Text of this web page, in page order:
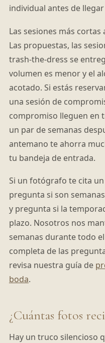
individual antes de
Las sesiones más
Las propuestas, las
trash-the-dress se
volumen es menor y el
acotado. Si estás
una sesión de
compromiso lleguen en
un par de semanas
antemano te ahorra
tu bandeja de entrada.
Si un fotógrafo te cita
pregunta si son
y pregunta si la
plazo. Nosotros nos
semanas durante todo
completa de las
revisa nuestra guía de
boda.
¿Cuántas fotos
Hay un truco silencioso